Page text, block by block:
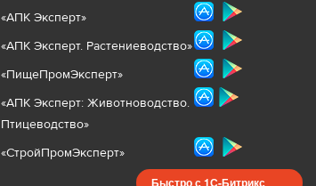
«АПК Эксперт»
«АПК Эксперт. Растениеводство»
«ПищеПромЭксперт»
«АПК Эксперт: Животноводство.
Птицеводство»
«СтройПромЭксперт»
Быстро с 1С-Битрикс